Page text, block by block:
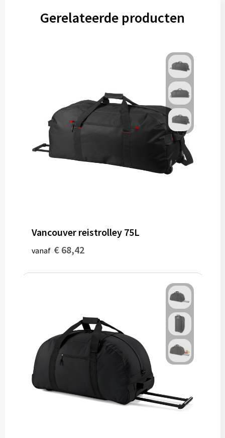
Verpakkingen
Pashouders
Gerelateerde producten
Vancouver reistrolley 75L
vanaf € 68,42